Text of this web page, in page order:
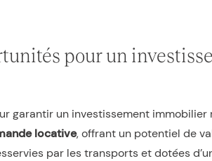
pour un
garantir un investissement immobilier
locative, offrant un potentiel de
par les transports et dotées